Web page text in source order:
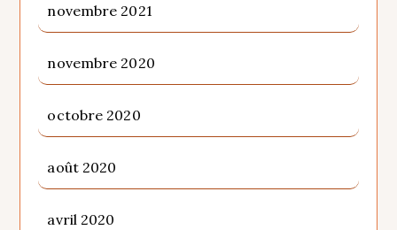
novembre 2021
novembre 2020
octobre 2020
août 2020
avril 2020